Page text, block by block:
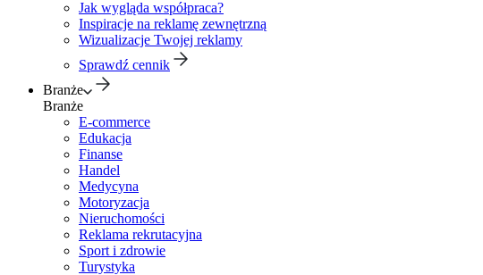
Jak wygląda współpraca?
Inspiracje na reklamę zewnętrzną
Wizualizacje Twojej reklamy
Sprawdź cennik
Branże
Branże
E-commerce
Edukacja
Finanse
Handel
Medycyna
Motoryzacja
Nieruchomości
Reklama rekrutacyjna
Sport i zdrowie
Turystyka